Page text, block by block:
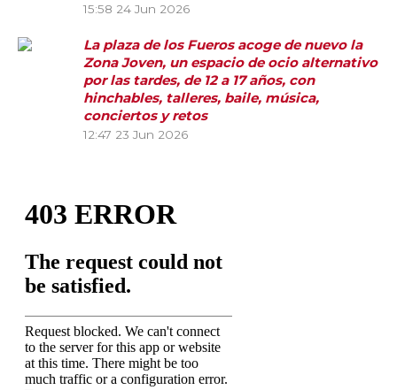
15:58 24 Jun 2026
La plaza de los Fueros acoge de nuevo la
Zona Joven, un espacio de ocio alternativo
por las tardes, de 12 a 17 años, con
hinchables, talleres, baile, música,
conciertos y retos
12:47 23 Jun 2026